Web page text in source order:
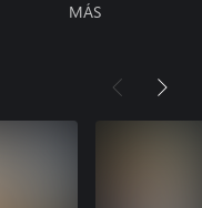
MÁS